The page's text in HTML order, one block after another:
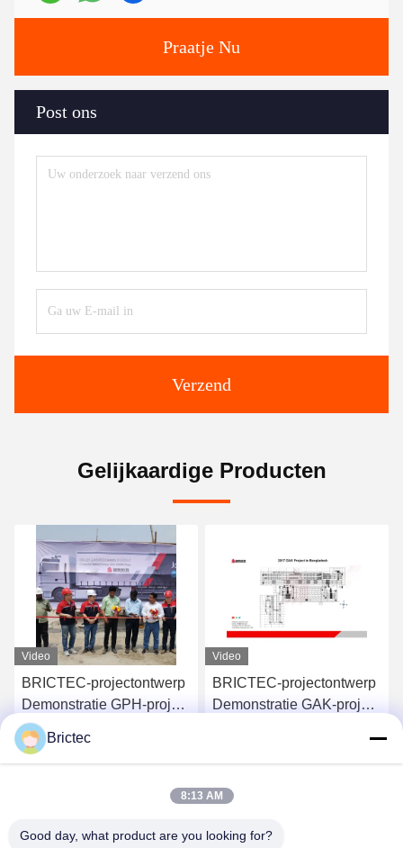
Praatje Nu
Post ons
Verzend
Gelijkaardige Producten
Video
BRICTEC-projectontwerp
Demonstratie GAK-project
in Bangladesh
Krijg Beste Prijs
Video
Wereldwijd bouwproject
Ontwerp demonstratie
Krijg Beste Prijs
Brictec
8:13 AM
Good day, what product are you looking for?